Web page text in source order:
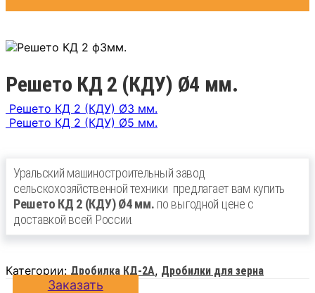
Решето КД 2 (КДУ) Ø4 мм.
Решето КД 2 (КДУ) Ø3 мм.
Решето КД 2 (КДУ) Ø5 мм.
Уральский машиностроительный завод
сельскохозяйственной техники предлагает вам купить
Решето КД 2 (КДУ) Ø4 мм. по выгодной цене с
доставкой всей России.
Категории: Дробилка КД-2А, Дробилки для зерна
Заказать